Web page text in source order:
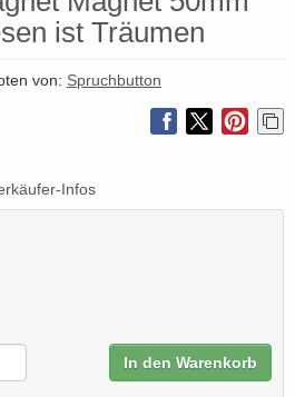
ist Träumen
von: Spruchbutton
Infos
In den Warenkorb